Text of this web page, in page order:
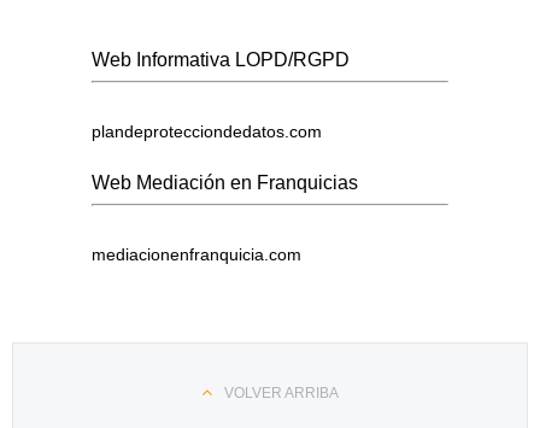
Web Informativa LOPD/RGPD
plandeprotecciondedatos.com
Web Mediación en Franquicias
mediacionenfranquicia.com
VOLVER ARRIBA